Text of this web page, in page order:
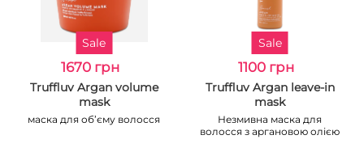
Sale
1670 грн
Truffluv Argan volume
mask
маска для об’єму волосся
Sale
1100 грн
Truffluv Argan leave-in
mask
Незмивна маска для
волосся з аргановою олією